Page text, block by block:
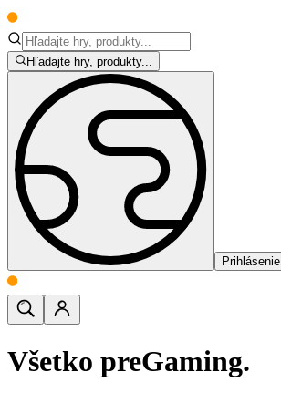
Hľadajte hry, produkty...
Prihlásenie
Všetko preGaming.